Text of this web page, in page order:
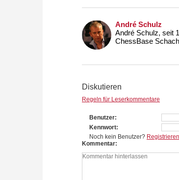
André Schulz
André Schulz, seit
ChessBase
Diskutieren
Regeln für Leserkommentare
Benutzer
Kennwort
Noch kein Benutzer? Registrieren
Kommentar